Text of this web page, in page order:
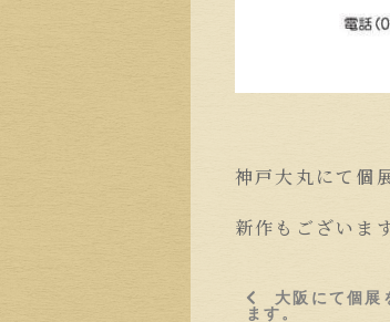
神戸大丸にて個
新作もございま
大阪にて個展
ます。